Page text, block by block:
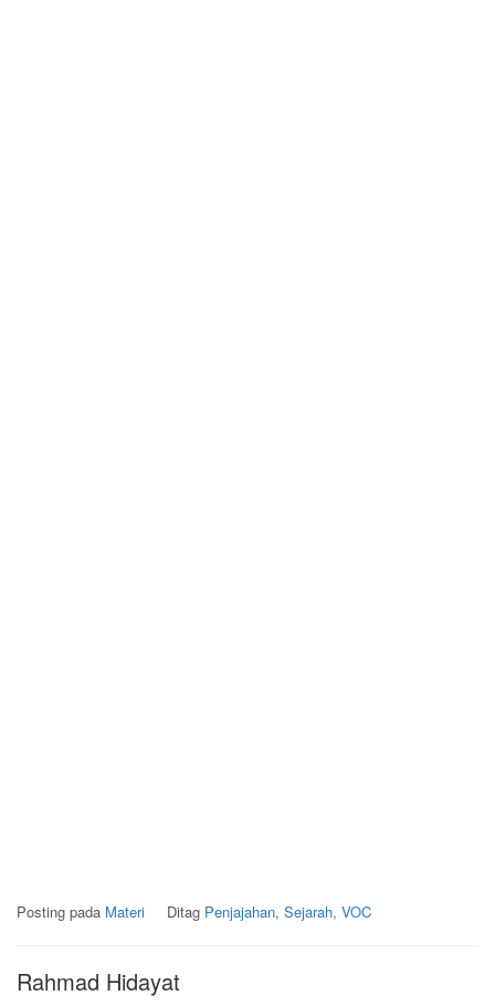
Posting pada Materi Ditag Penjajahan, Sejarah, VOC
Rahmad Hidayat